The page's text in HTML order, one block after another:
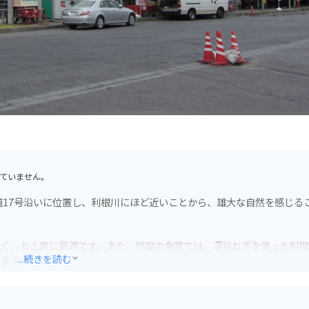
ません。
号沿いに位置し、利根川にほど近いことから、雄大な自然を感じる
、お土産に最適です。また、併設の食堂では、深谷ねぎを使った料
す。
...続きを読む